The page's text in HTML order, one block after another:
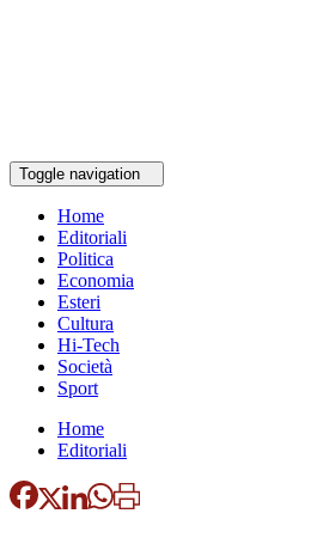
Toggle navigation
Home
Editoriali
Politica
Economia
Esteri
Cultura
Hi-Tech
Società
Sport
Home
Editoriali